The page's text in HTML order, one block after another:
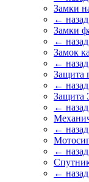
Замки
← назад
Замки
← назад
Замок
← назад
Защита
← назад
Защита
← назад
← назад
← назад
← назад